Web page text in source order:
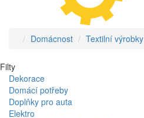
Domácnost Textilní výrobky
Filty
Dekorace
Domácí potřeby
Doplňky pro auta
Elektro